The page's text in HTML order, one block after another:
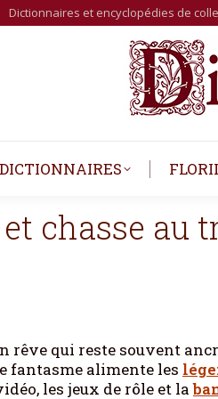
Dictionnaires et encyclopédies de
chasse au
rêve qui reste souvent
fantasme alimente les
les jeux de rôle et la